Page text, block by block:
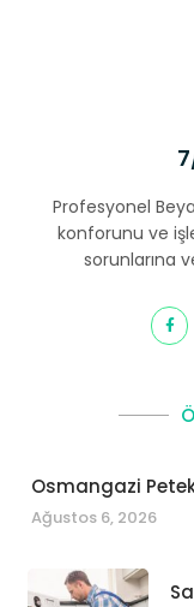
Profesyonel
konforunu ve
sorunlarına
Osmangazi
Ağustos 6, 2026